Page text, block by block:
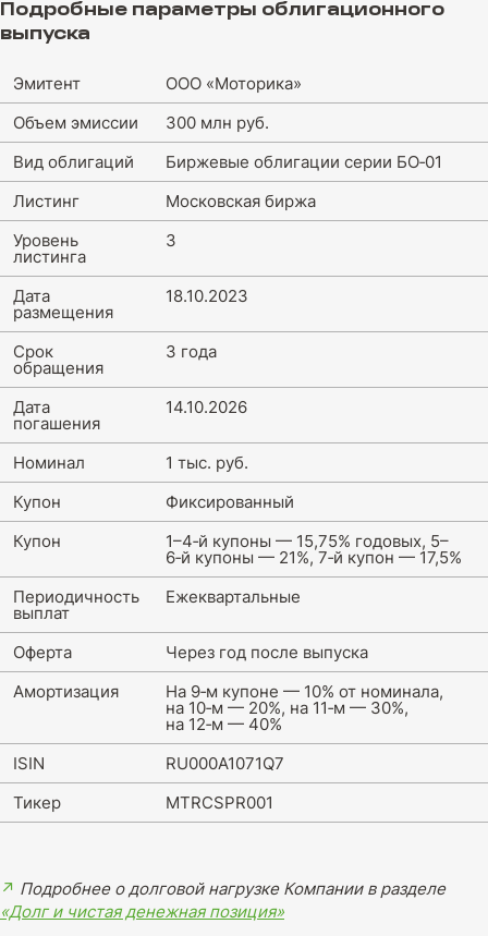
Подробные параметры облигационного
выпуска
Эмитент
ООО «Моторика»
Объем эмиссии
300 млн руб.
Вид облигаций
Биржевые облигации серии БО‑01
Листинг
Московская биржа
Уровень
листинга
3
Дата
размещения
18.10.2023
Срок
обращения
3 года
Дата
погашения
14.10.2026
Номинал
1 тыс. руб.
Купон
Фиксированный
Купон
1–4‑й купоны — 15,75% годовых, 5–
6‑й купоны — 21%, 7‑й купон — 17,5%
Периодичность
выплат
Ежеквартальные
Оферта
Через год после выпуска
Амортизация
На 9‑м купоне — 10% от номинала,
на 10‑м — 20%, на 11‑м — 30%,
на 12‑м — 40%
ISIN
RU000A1071Q7
Тикер
MTRCSPR001
↗ Подробнее о долговой нагрузке Компании в разделе
«Долг и чистая денежная позиция»